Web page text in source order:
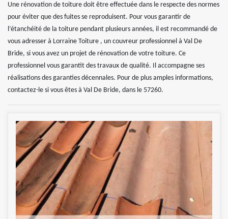
Une rénovation de toiture doit être effectuée dans le respecte des normes
pour éviter que des fuites se reproduisent. Pour vous garantir de
l’étanchéité de la toiture pendant plusieurs années, il est recommandé de
vous adresser à Lorraine Toiture , un couvreur professionnel à Val De
Bride, si vous avez un projet de rénovation de votre toiture. Ce
professionnel vous garantit des travaux de qualité. Il accompagne ses
réalisations des garanties décennales. Pour de plus amples informations,
contactez-le si vous êtes à Val De Bride, dans le 57260.